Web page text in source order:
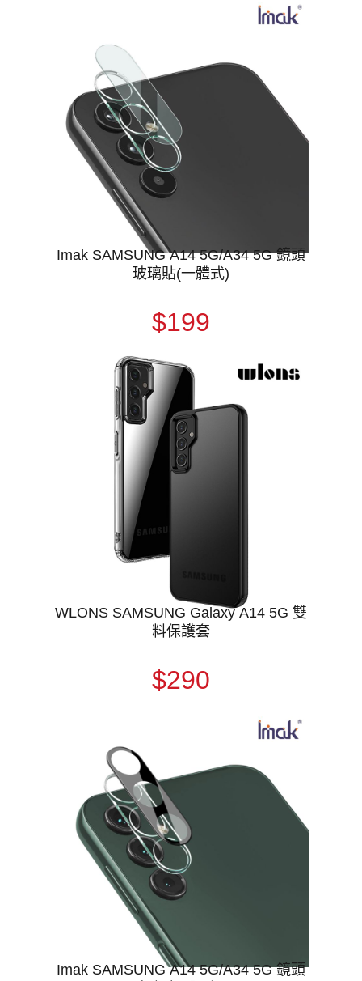
Imak SAMSUNG A14 5G/A34 5G 鏡頭
玻璃貼(一體式)
$199
WLONS SAMSUNG Galaxy A14 5G 雙
料保護套
$290
Imak SAMSUNG A14 5G/A34 5G 鏡頭